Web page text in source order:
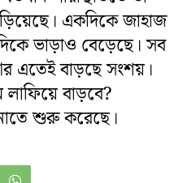
একদিকে জাহাজ
ভাড়াও বেড়েছে। সব
এতেই বাড়ছে সংশয়।
লাফিয়ে বাড়বে?
শুরু করেছে।